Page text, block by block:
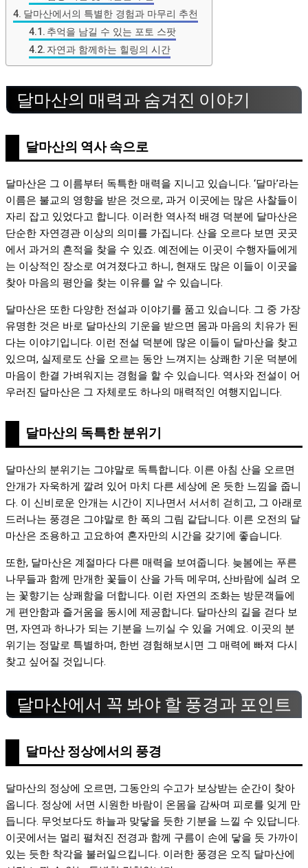
달마산에서의 특별한 경험과 마무리 추천
추억을 남길 수 있는 포토 스팟
자연과 함께하는 힐링의 시간
달마산의 매력과 숨겨진 이야기
달마산의 역사 속으로
달마산은 그 이름부터 독특한 매력을 지니고 있습니다. ‘달마’라는
이름은 불교의 영향을 받은 것으로, 과거 이곳에는 많은 사찰들이
자리 잡고 있었다고 합니다. 이러한 역사적 배경 덕분에 달마산은
단순한 자연경관 이상의 의미를 가집니다. 산을 오르다 보면 곳곳
에서 과거의 흔적을 찾을 수 있죠. 예전에는 이곳이 수행자들에게
는 이상적인 장소로 여겨졌다고 하니, 현재도 많은 이들이 이곳을
찾아 마음의 평안을 찾는 이유를 알 수 있습니다.
달마산은 또한 다양한 전설과 이야기를 품고 있습니다. 그 중 가장
유명한 것은 바로 달마산의 기운을 받으면 몸과 마음의 치유가 된
다는 이야기입니다. 이런 전설 덕분에 많은 이들이 달마산을 찾고
있으며, 실제로도 산을 오르는 동안 느껴지는 상쾌한 기운 덕분에
마음이 한결 가벼워지는 경험을 할 수 있습니다. 역사와 전설이 어
우러진 달마산은 그 자체로도 하나의 매력적인 여행지입니다.
달마산의 독특한 분위기
달마산의 분위기는 그야말로 독특합니다. 이른 아침 산을 오르면
안개가 자욱하게 깔려 있어 마치 다른 세상에 온 듯한 느낌을 줍니
다. 이 신비로운 안개는 시간이 지나면서 서서히 걷히고, 그 아래로
드러나는 풍경은 그야말로 한 폭의 그림 같답니다. 이른 오전의 달
마산은 조용하고 고요하여 혼자만의 시간을 갖기에 좋습니다.
또한, 달마산은 계절마다 다른 매력을 보여줍니다. 늦봄에는 푸른
나무들과 함께 만개한 꽃들이 산을 가득 메우며, 산바람에 실려 오
는 꽃향기는 상쾌함을 더합니다. 이런 자연의 조화는 방문객들에
게 편안함과 즐거움을 동시에 제공합니다. 달마산의 길을 걷다 보
면, 자연과 하나가 되는 기분을 느끼실 수 있을 거예요. 이곳의 분
위기는 정말로 특별하며, 한번 경험해보시면 그 매력에 빠져 다시
찾고 싶어질 것입니다.
달마산에서 꼭 봐야 할 풍경과 포인트
달마산 정상에서의 풍경
달마산의 정상에 오르면, 그동안의 수고가 보상받는 순간이 찾아
옵니다. 정상에 서면 시원한 바람이 온몸을 감싸며 피로를 잊게 만
듭니다. 무엇보다도 하늘과 맞닿을 듯한 기분을 느낄 수 있답니다.
이곳에서는 멀리 펼쳐진 전경과 함께 구름이 손에 닿을 듯 가까이
있는 듯한 착각을 불러일으킵니다. 이러한 풍경은 오직 달마산에